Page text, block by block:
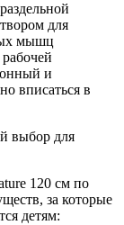
для
мышц
и
вписаться в
выбор для
120 см по
за которые
детям: